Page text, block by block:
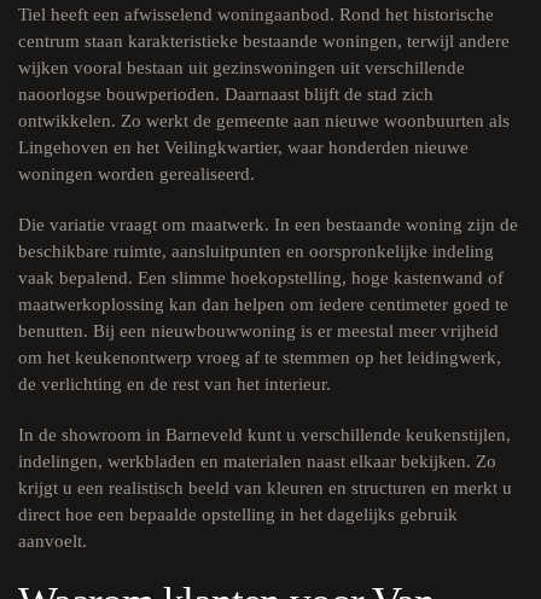
Tiel heeft een afwisselend woningaanbod. Rond het historische
centrum staan karakteristieke bestaande woningen, terwijl andere
wijken vooral bestaan uit gezinswoningen uit verschillende
naoorlogse bouwperioden. Daarnaast blijft de stad zich
ontwikkelen. Zo werkt de gemeente aan nieuwe woonbuurten als
Lingehoven en het Veilingkwartier, waar honderden nieuwe
woningen worden gerealiseerd.
Die variatie vraagt om maatwerk. In een bestaande woning zijn de
beschikbare ruimte, aansluitpunten en oorspronkelijke indeling
vaak bepalend. Een slimme hoekopstelling, hoge kastenwand of
maatwerkoplossing kan dan helpen om iedere centimeter goed te
benutten. Bij een nieuwbouwwoning is er meestal meer vrijheid
om het keukenontwerp vroeg af te stemmen op het leidingwerk,
de verlichting en de rest van het interieur.
In de showroom in Barneveld kunt u verschillende keukenstijlen,
indelingen, werkbladen en materialen naast elkaar bekijken. Zo
krijgt u een realistisch beeld van kleuren en structuren en merkt u
direct hoe een bepaalde opstelling in het dagelijks gebruik
aanvoelt.